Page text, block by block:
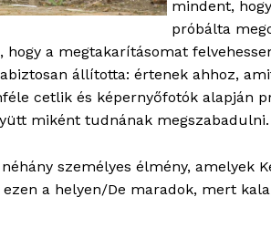
mindent,
próbálta
hogy a megtakarításomat
állította: értenek ahhoz,
cetlik és képernyőfotók alapján
miként tudnának megszabadulni.
személyes élmény, amelyek
a helyen/De maradok, mert